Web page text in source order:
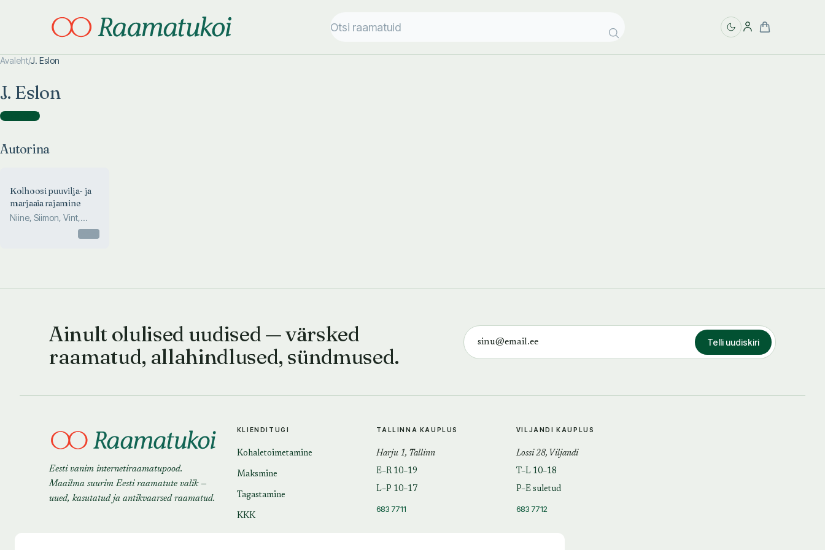
Avaleht/J. Eslon
J. Eslon
Autorina )
Autorina
Kolhoosi puuvilja- ja
marjaaia rajamine
Niine, Siimon, Vint,
Ainult olulised uudised — värsked
raamatud, allahindlused, sündmused.
Telli uudiskiri
Eesti vanim internetiraamatupood.
Maailma suurim Eesti raamatute valik —
uued, kasutatud ja antikvaarsed raamatud.
KLIENDITUGI
Kohaletoimetamine
Maksmine
Tagastamine
KKK
TALLINNA KAUPLUS
Harju 1, Tallinn
E–R 10–19
L–P 10–17
683 7711
VILJANDI KAUPLUS
Lossi 28, Viljandi
T–L 10–18
P–E suletud
683 7712